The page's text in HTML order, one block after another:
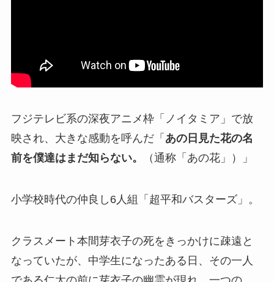
フジテレビ系の深夜アニメ枠「ノイタミア」で放
映され、大きな感動を呼んだ「 あの日見た花の名
前を僕達はまだ知らない。
（通称「あの花」）」
小学校時代の仲良し6人組「超平和バスターズ」。
クラスメート本間芽衣子の死をきっかけに疎遠と
なっていたが、中学生になったある日、その一人